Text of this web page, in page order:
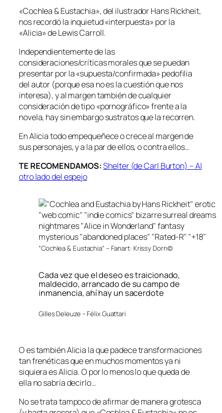
«Cochlea & Eustachia», del ilustrador Hans Rickheit,
nos recordó la inquietud «interpuesta» por la
«Alicia» de Lewis Carroll.
Independientemente de las
consideraciones/críticas morales que se puedan
presentar por la «supuesta/confirmada» pedofilia
del autor (porque esa no es la cuestión que nos
interesa), y al margen también de cualquier
consideración de tipo «pornográfico» frente a la
novela, hay sin embargo sustratos que la recorren.
En Alicia todo empequeñece o crece al margen de
sus personajes, y a la par de ellos, o contra ellos…
TE RECOMENDAMOS:Shelter (de Carl Burton) – Al
otro lado del espejo
“Cochlea & Eustachia” – Fanart: Krissy Dorn©
Cada vez que el deseo es traicionado,
maldecido, arrancado de su campo de
inmanencia, ahí hay un sacerdote
Gilles Deleuze – Félix Guattari
O es también Alicia la que padece transformaciones
tan frenéticas que en muchos momentos ya ni
siquiera es Alicia. O por lo menos lo que queda de
ella no sabría decirlo…
No se trata tampoco de afirmar de manera grotesca